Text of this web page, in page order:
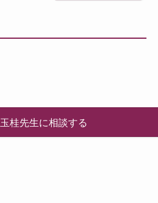
玉桂先生に相談する